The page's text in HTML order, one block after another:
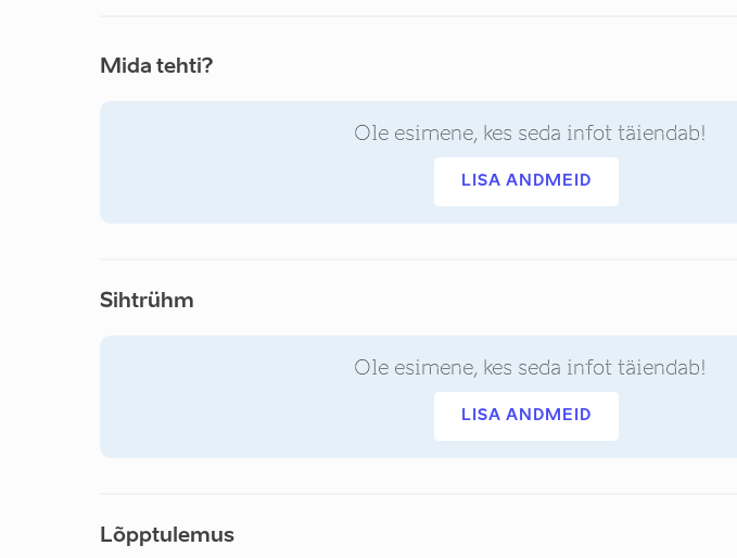
Mida tehti?
Ole esimene, kes seda infot täiendab!
LISA ANDMEID
Sihtrühm
Ole esimene, kes seda infot täiendab!
LISA ANDMEID
Lõpptulemus